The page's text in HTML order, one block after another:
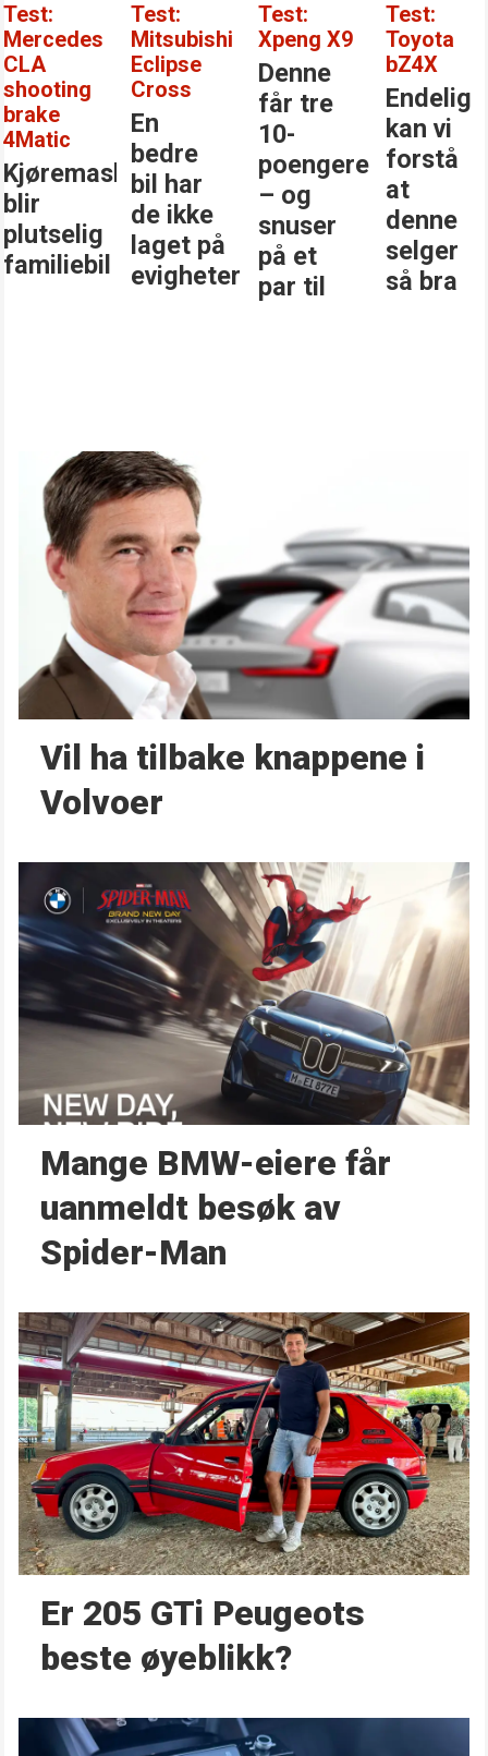
Test:
Mercedes
CLA
shooting
brake
4Matic
Kjøremaskinen
blir
plutselig
familiebil
Test:
Mitsubishi
Eclipse
Cross
En
bedre
bil har
de ikke
laget på
evigheter
Test:
Xpeng X9
Denne
får tre
10-
poengere
– og
snuser
på et
par til
Test:
Toyota
bZ4X
Endelig
kan vi
forstå
at
denne
selger
så bra
Vil ha tilbake knappene i
Volvoer
Mange BMW-eiere får
uanmeldt besøk av
Spider-Man
Er 205 GTi Peugeots
beste øyeblikk?